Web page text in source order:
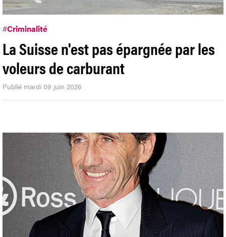
#Criminalité
La Suisse n'est pas épargnée par les
voleurs de carburant
Publié mardi 09 juin 2026